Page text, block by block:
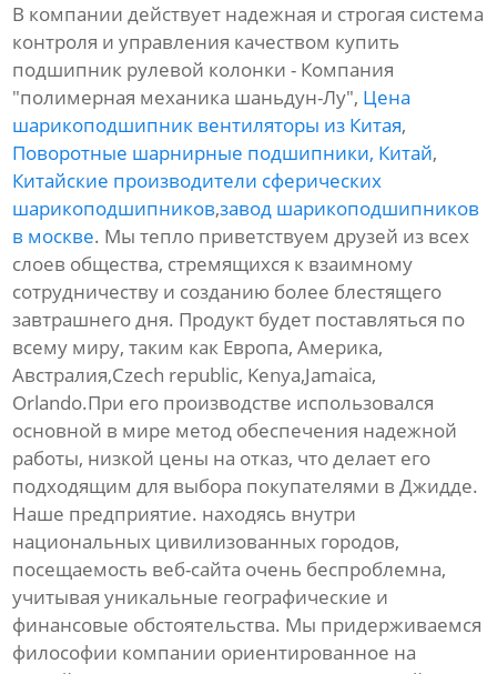
В компании действует надежная и строгая система
контроля и управления качеством купить
подшипник рулевой колонки - Компания
"полимерная механика шаньдун-Лу", Цена
шарикоподшипник вентиляторы из Китая,
Поворотные шарнирные подшипники, Китай,
Китайские производители сферических
шарикоподшипников,завод шарикоподшипников
в москве. Мы тепло приветствуем друзей из всех
слоев общества, стремящихся к взаимному
сотрудничеству и созданию более блестящего
завтрашнего дня. Продукт будет поставляться по
всему миру, таким как Европа, Америка,
Австралия,Czech republic, Kenya,Jamaica,
Orlando.При его производстве использовался
основной в мире метод обеспечения надежной
работы, низкой цены на отказ, что делает его
подходящим для выбора покупателями в Джидде.
Наше предприятие. находясь внутри
национальных цивилизованных городов,
посещаемость веб-сайта очень беспроблемна,
учитывая уникальные географические и
финансовые обстоятельства. Мы придерживаемся
философии компании ориентированное на